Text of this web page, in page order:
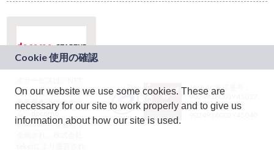
ドコモグループの新
規事業創出プログラ
ム「docomo
STARTUP」を通じて
JASRAC許諾番号：
9024936001Y45037
JASRAC許諾番号：
On our website we use some cookies. These are
necessary for our site to work properly and to give us
information about how our site is used.